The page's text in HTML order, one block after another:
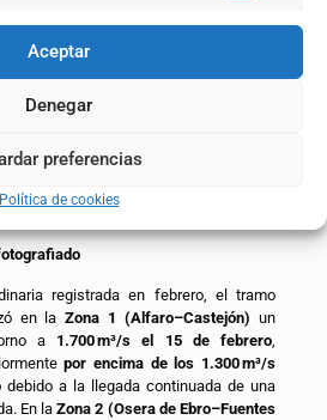
Aceptar
Denegar
preferencias
Política de cookies
con participación activa de los
natural del río constituyen
para reducir riesgos y aumentar la
registrada en febrero, el tramo
en laZona 1 (Alfaro–Castejón) un
a 1.700m³/s el 15 de febrero,
por encima de los 1.300m³/s
debido a la llegada continuada de una
En laZona 2 (Osera de Ebro–Fuentes